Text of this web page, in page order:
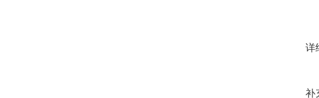
详
补